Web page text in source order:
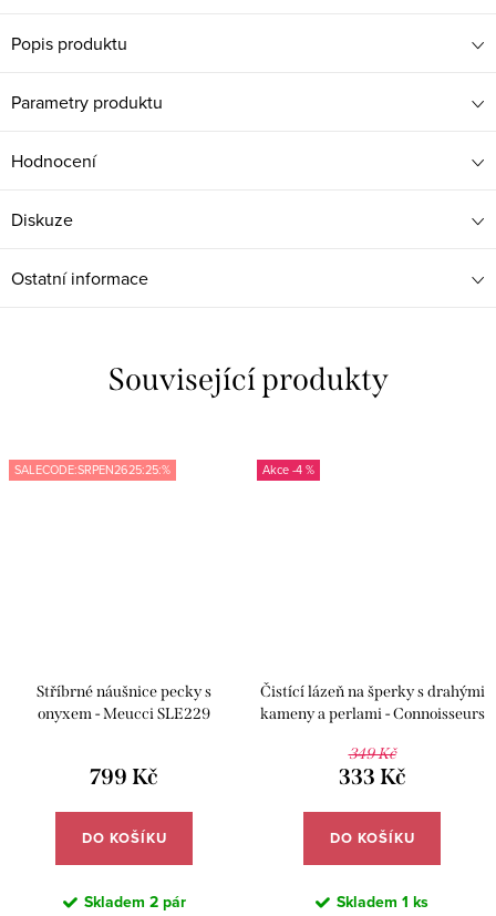
Popis produktu
Parametry produktu
Hodnocení
Diskuze
Ostatní informace
Související produkty
SALECODE:SRPEN2625:25:%
Stříbrné náušnice pecky s
onyxem - Meucci SLE229
799 Kč
DO KOŠÍKU
Skladem 2 pár
-4 %
Čistící lázeň na šperky s drahými
kameny a perlami - Connoisseurs
349 Kč
333 Kč
DO KOŠÍKU
Skladem 1 ks